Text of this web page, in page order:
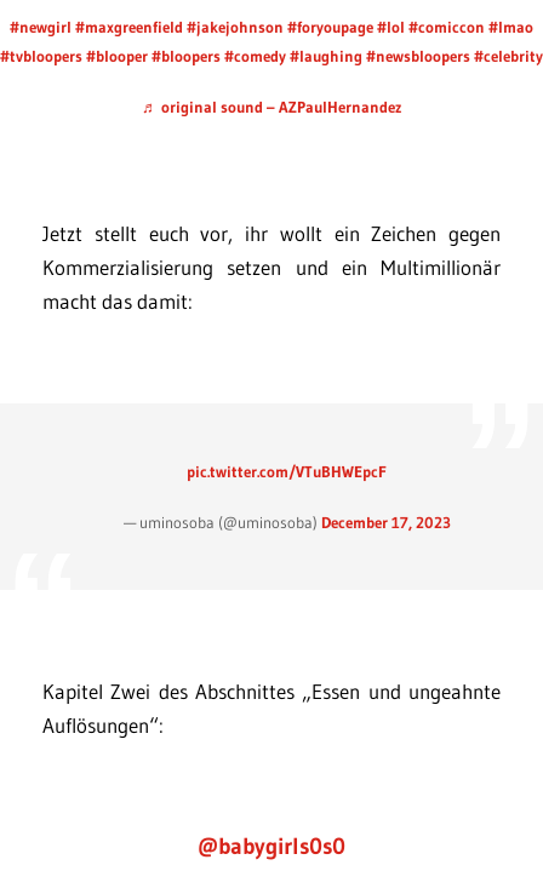
#newgirl #maxgreenfield #jakejohnson #foryoupage#lol #comiccon #lmao
#tvbloopers#blooper#bloopers#comedy#laughing #newsbloopers#celebrity
♬ original sound – AZPaulHernandez
Jetzt stellt euch vor, ihr wollt ein Zeichen gegen
Kommerzialisierung setzen und ein Multimillionär
macht das damit:
pic.twitter.com/VTuBHWEpcF
— uminosoba (@uminosoba) December 17, 2023
Kapitel Zwei des Abschnittes „Essen und ungeahnte
Auflösungen“:
@babygirls0s0